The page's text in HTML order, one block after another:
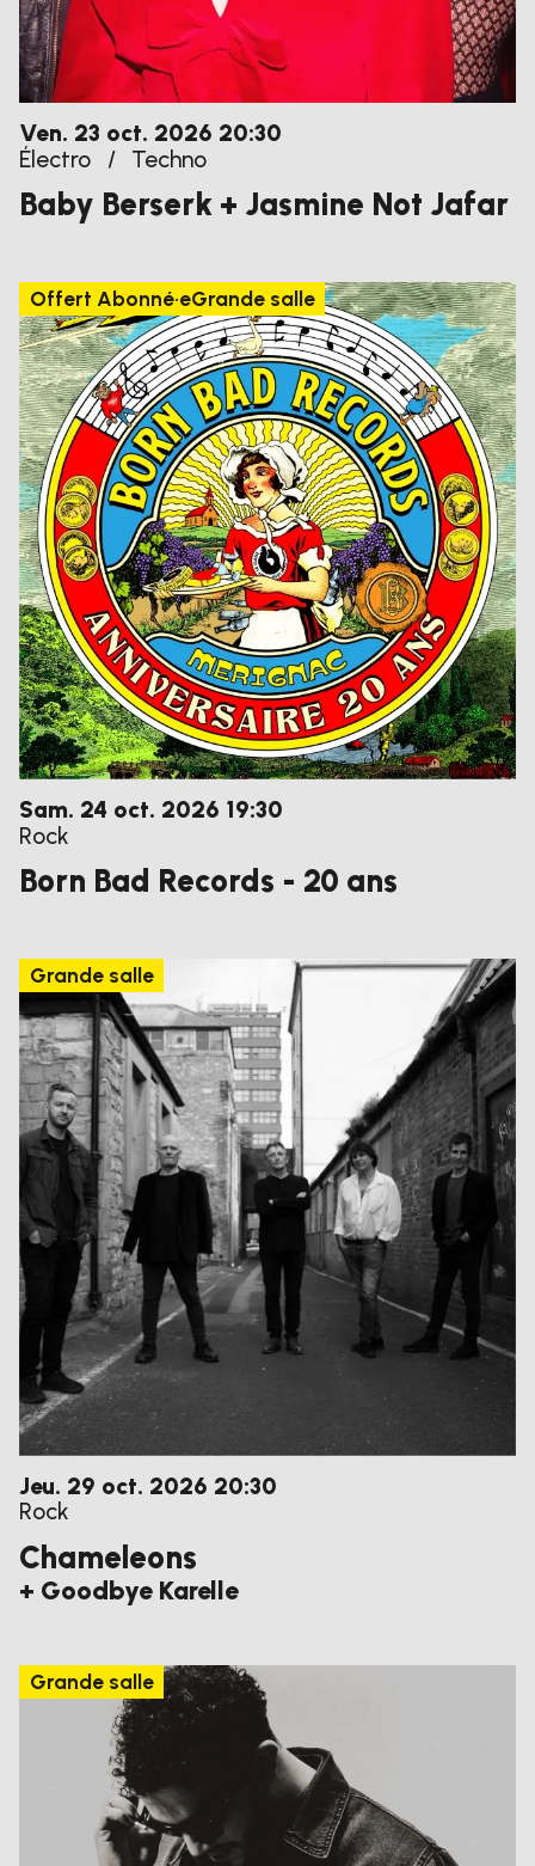
vendredi
Ven. 23 octobre
oct. 2026 20:30
Électro
/ Techno
Baby Berserk + Jasmine Not Jafar
Offert Abonné·eGrande salle
samedi
Sam. 24 octobre
oct. 2026 19:30
Rock
Born Bad Records - 20 ans
Grande salle
jeudi
Jeu. 29 octobre
oct. 2026 20:30
Rock
Chameleons
+ Goodbye Karelle
Grande salle